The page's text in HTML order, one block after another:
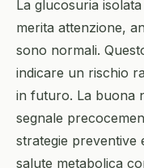
La glucosuria
merita attenzione,
sono normali.
indicare un rischio
in futuro. La buona
segnale
strategie preventive
salute metabolica